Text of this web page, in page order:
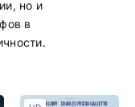
но и
в